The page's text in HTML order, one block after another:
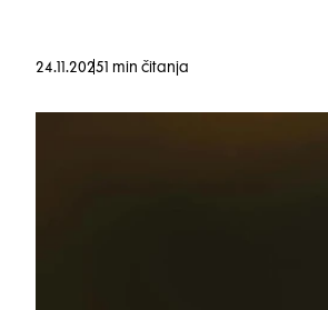
24.11.2025 1 min čitanja